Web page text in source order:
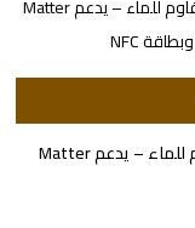
قفل باب ذكي خارجي CL-21 Matter مقاوم للماء – يدعم Matter